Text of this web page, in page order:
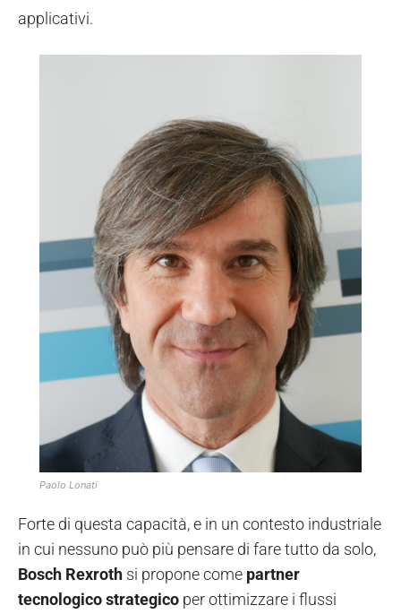
applicativi.
Paolo Lonati
Forte di questa capacità, e in un contesto industriale
in cui nessuno può più pensare di fare tutto da solo,
Bosch Rexroth si propone come partner
tecnologico strategico per ottimizzare i flussi